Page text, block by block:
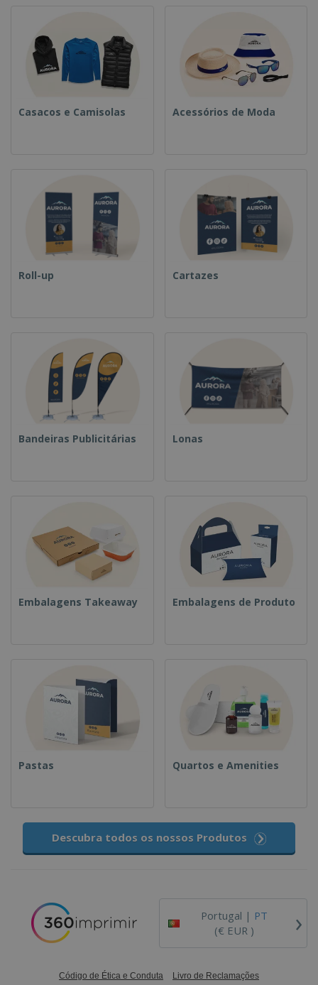
Casacos e Camisolas Acessórios de Moda
Roll-up Cartazes
Bandeiras Publicitárias Lonas
Embalagens Takeaway Embalagens de Produto
Pastas Quartos e Amenities
Descubra todos os nossos Produtos
Portugal | PT
(€ EUR )
›
Código de Ética e Conduta Livro de Reclamações